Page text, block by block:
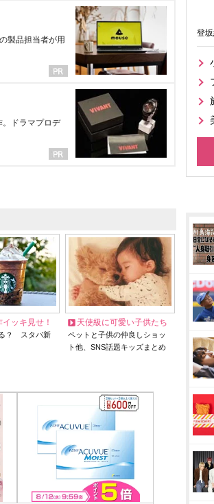
製品担当者が用
。ドラマプロデ
ッキ見せ！
？ スタバ新
天使級に可愛い子供たち
ペットと子供の仲良しショッ
ト他、SNS話題キッズまとめ
登